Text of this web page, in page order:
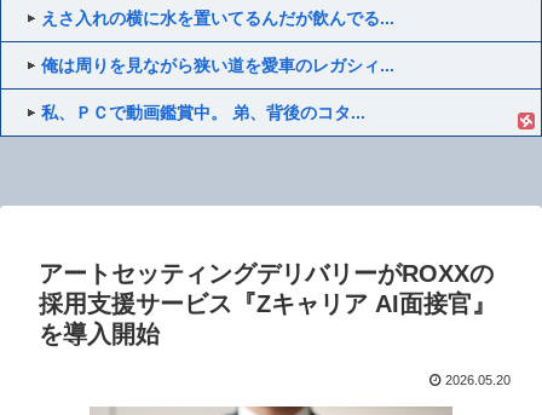
えさ入れの横に水を置いてるんだが飲んでる...
俺は周りを見ながら狭い道を愛車のレガシィ...
私、ＰＣで動画鑑賞中。 弟、背後のコタ...
アートセッティングデリバリーがROXXの
採用支援サービス『Zキャリア AI面接官』
を導入開始
2026.05.20